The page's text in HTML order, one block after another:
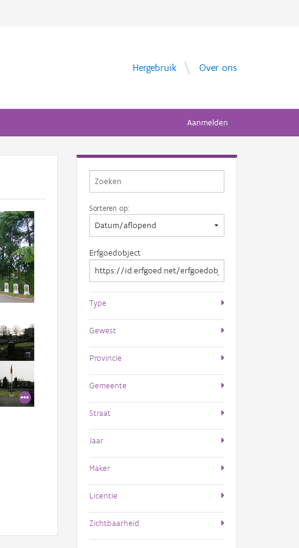
Hergebruik Over ons
Aanmelden
Sorteren op:
Erfgoedobject
Type
Gewest
Provincie
Gemeente
Straat
Jaar
Maker
Licentie
Zichtbaarheid